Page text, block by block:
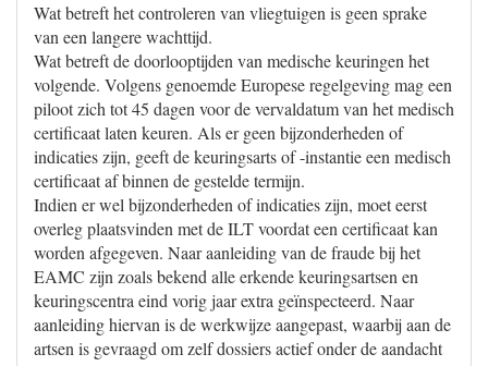
Wat betreft het controleren van vliegtuigen is geen sprake
van een langere wachttijd.
Wat betreft de doorlooptijden van medische keuringen het
volgende. Volgens genoemde Europese regelgeving mag een
piloot zich tot 45 dagen voor de vervaldatum van het medisch
certificaat laten keuren. Als er geen bijzonderheden of
indicaties zijn, geeft de keuringsarts of -instantie een medisch
certificaat af binnen de gestelde termijn.
Indien er wel bijzonderheden of indicaties zijn, moet eerst
overleg plaatsvinden met de ILT voordat een certificaat kan
worden afgegeven. Naar aanleiding van de fraude bij het
EAMC zijn zoals bekend alle erkende keuringsartsen en
keuringscentra eind vorig jaar extra geïnspecteerd. Naar
aanleiding hiervan is de werkwijze aangepast, waarbij aan de
artsen is gevraagd om zelf dossiers actief onder de aandacht